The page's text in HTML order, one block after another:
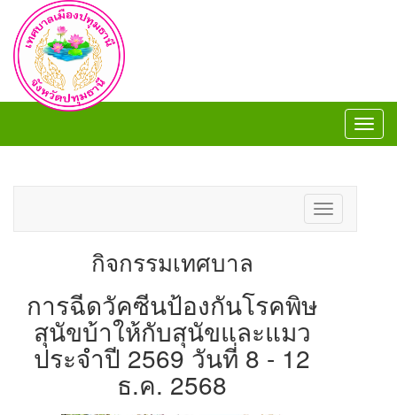
Toggle
navigation
กิจกรรมเทศบาล
การฉีดวัคซีนป้องกันโรคพิษ
สุนัขบ้าให้กับสุนัขและแมว
ประจำปี 2569 วันที่ 8 - 12
ธ.ค. 2568